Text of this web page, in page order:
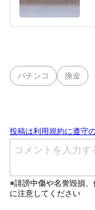
パチンコ 換金